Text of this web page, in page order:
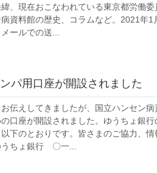
緯、現在おこなわれている東京都労働
資料館の歴史、コラムなど。2021年
ールでの送...
パ用口座が開設されました
お伝えしてきましたが、国立ハンセン
口座が開設されました。ゆうちょ銀
下のとおりです。皆さまのご協力、
うちょ銀行 〇一...